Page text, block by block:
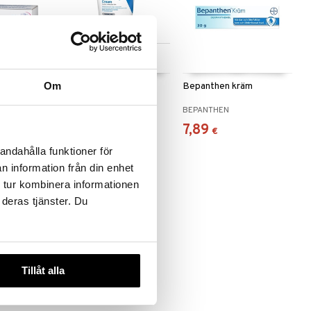
Om
funktioner för
information från din enhet
kombinera informationen
tjänster. Du
Tillåt alla
Saatavana useana
CeraVe Moisturising
Bepanthen kräm
BEPANTHEN
7,89 €